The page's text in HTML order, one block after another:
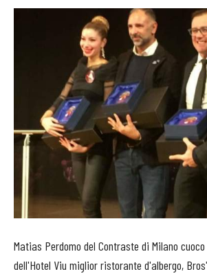
Matias Perdomo del Contraste di Milano
dell'Hotel Viu miglior ristorante d'albergo,